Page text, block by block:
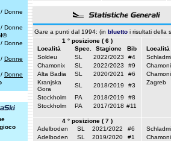
/ Donne
/ Donne
/ Donne
/ Donne
/ Donne
Gare a punti dal 1994: (in bluetto i risultati della
1 ° posizione ( 6 )
Località
Spec. Stagione
Bib
Soldeu
SL 2022/2023
#4
Chamonix
SL 2022/2023
#9
Alta Badia
SL 2020/2021
#6
Kranjska
Gora
SL 2018/2019
#3
Stockholm
PA 2018/2019
#8
Stockholm
PA 2017/2018 #11
Località
Zagreb
4 ° posizione ( 7 )
Adelboden
SL 2021/2022
#6
Adelboden
SL 2019/2020
#1